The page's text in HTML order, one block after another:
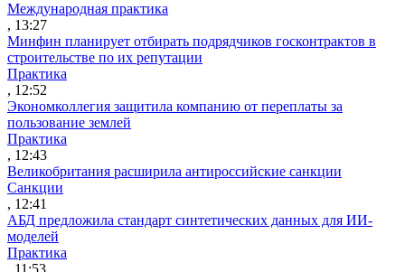
Международная практика
, 13:27
Минфин планирует отбирать подрядчиков госконтрактов в
строительстве по их репутации
Практика
, 12:52
Экономколлегия защитила компанию от переплаты за
пользование землей
Практика
, 12:43
Великобритания расширила антироссийские санкции
Санкции
, 12:41
АБД предложила стандарт синтетических данных для ИИ-
моделей
Практика
, 11:53